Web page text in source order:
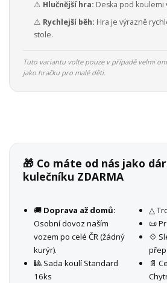
⚠️ Hlučnější hra: Deska pod
⚠️ Rychlejší běh: Hra je výrazně
stole.
Tuto variantu volte pouze v případě velmi
jako hračku pro malé děti.
🎁 Co máte od nás jako
kulečníku ZDARMA
🚚 Doprava až domů:
Osobní dovoz naším
vozem po celé ČR (žádný
kurýr).
🎱 Sada koulí Standard
16ks
△
📜
💠
📄